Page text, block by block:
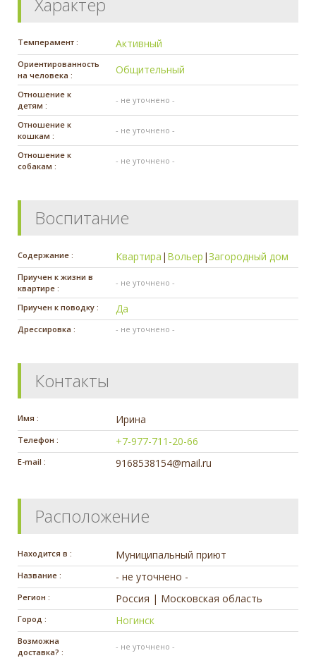
Характер
Темперамент : Активный
Ориентированность
на человека :
Общительный
Отношение к
детям :
- не уточнено -
Отношение к
кошкам :
- не уточнено -
Отношение к
собакам :
- не уточнено -
Воспитание
Содержание : Квартира | Вольер |Загородный дом
Приучен к жизни в
квартире :
- не уточнено -
Приучен к поводку : Да
Дрессировка : - не уточнено -
Контакты
Имя : Ирина
Телефон : +7-977-711-20-66
E-mail : 9168538154@mail.ru
Расположение
Находится в : Муниципальный приют
Название : - не уточнено -
Регион : Россия | Московская область
Город : Ногинск
Возможна
доставка? :
- не уточнено -